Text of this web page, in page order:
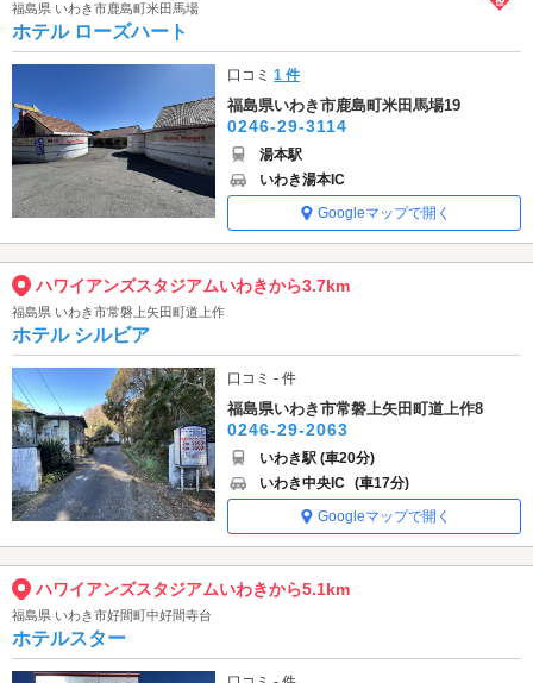
福島県 いわき市鹿島町米田馬場
ホテル ローズハート
口コミ1 件
福島県いわき市鹿島町米田馬場19
0246-29-3114
湯本駅
いわき湯本IC
Googleマップで開く
ハワイアンズスタジアムいわきから3.7km
福島県 いわき市常磐上矢田町道上作
ホテル シルビア
口コミ - 件
福島県いわき市常磐上矢田町道上作8
0246-29-2063
いわき駅 (車20分)
いわき中央IC (車17分)
Googleマップで開く
ハワイアンズスタジアムいわきから5.1km
福島県 いわき市好間町中好間寺台
ホテルスター